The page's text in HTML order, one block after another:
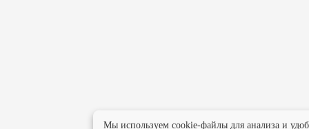
Мы используем cookie-файлы для анализа и